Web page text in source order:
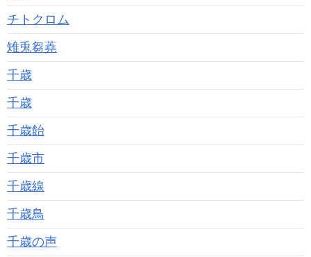
チトクロム
雉兎芻蕘
千歳
千歳
千歳飴
千歳市
千歳線
千歳鳥
千歳の声